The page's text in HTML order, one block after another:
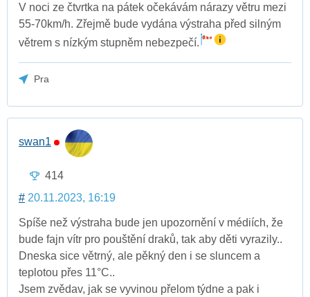
V noci ze čtvrtka na pátek očekávám nárazy větru mezi
55-70km/h. Zřejmě bude vydána výstraha před silným
větrem s nízkým stupněm nebezpečí.
Pra
swan1
414
# 20.11.2023, 16:19
Spíše než výstraha bude jen upozornění v médiích, že
bude fajn vítr pro pouštění draků, tak aby děti vyrazily..
Dneska sice větrný, ale pěkný den i se sluncem a
teplotou přes 11°C..
Jsem zvědav, jak se vyvinou přelom týdne a pak i